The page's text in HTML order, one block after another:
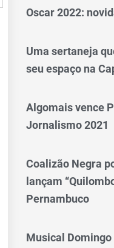
Oscar 2022:
Uma sertaneja
seu espaço na
Algomais vence
Jornalismo 2021
Coalizão Negra
lançam
Pernambuco
Musical